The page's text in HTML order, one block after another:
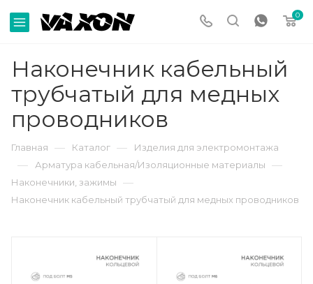
0
Наконечник кабельный
трубчатый для медных
проводников
Главная — Каталог — Изделия для электромонтажа
— Арматура кабельная/Изоляционные материалы —
Наконечники, зажимы —
Наконечник кабельный трубчатый для медных проводников